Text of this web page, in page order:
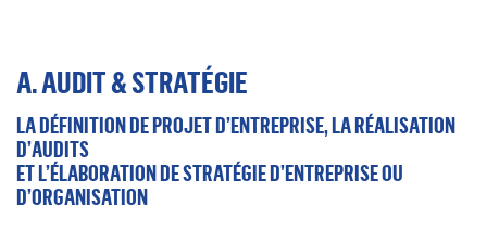
A. AUDIT & STRATÉGIE
LA DÉFINITION DE PROJET D’ENTREPRISE, LA RÉALISATION
D’AUDITS
ET L’ÉLABORATION DE STRATÉGIE D’ENTREPRISE OU
D’ORGANISATION